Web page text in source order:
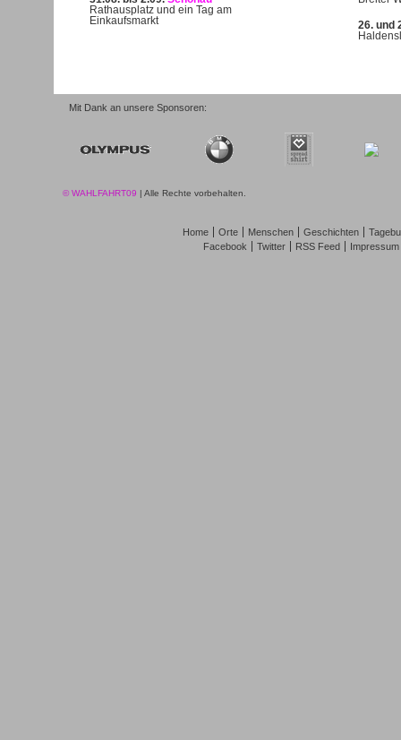
Rathausplatz und ein Tag am
Einkaufsmarkt
26. und
Mit Dank an unsere Sponsoren:
© WAHLFAHRT09 | Alle Rechte vorbehalten.
Home Orte Menschen Geschichten
Facebook
Twitter RSS Feed Impressum